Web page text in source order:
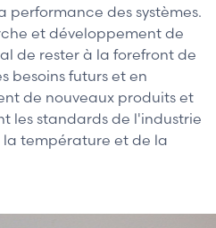
des systèmes.
et développement de
de rester à la forefront de
besoins futurs et en
de nouveaux produits et
les standards de l'industrie
température et de la